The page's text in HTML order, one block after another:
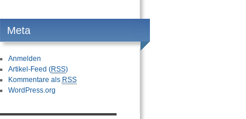
Meta
Anmelden
Artikel-Feed (RSS)
Kommentare als RSS
WordPress.org